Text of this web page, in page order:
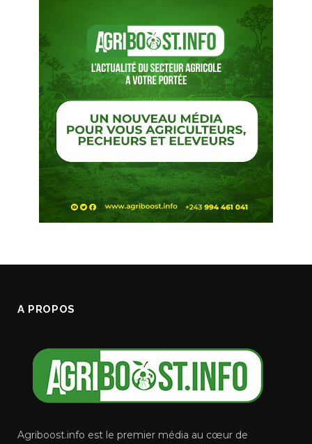
A PROPOS
Agriboost.info est le premier média au cœur de